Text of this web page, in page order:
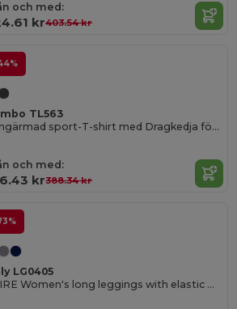
och med:
kr403.54 kr
TL563
Långärmad sport-T-shirt med Dragkedja för kvinnor
och med:
kr388.34 kr
LG0405
LEIRE Women's long leggings with elastic waistband and side seams